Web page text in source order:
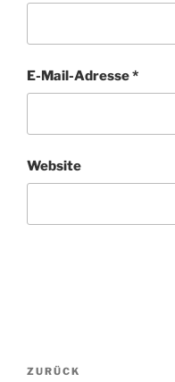
E-Mail-Adresse*
Website
Beitragsnavigation
Vorheriger
ZURÜCK